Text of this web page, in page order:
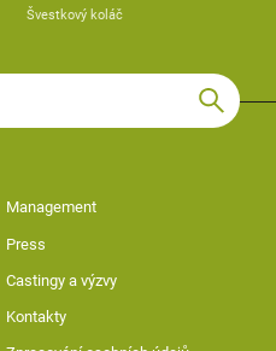
Švestkový koláč
Management
Press
Castingy a výzvy
Kontakty